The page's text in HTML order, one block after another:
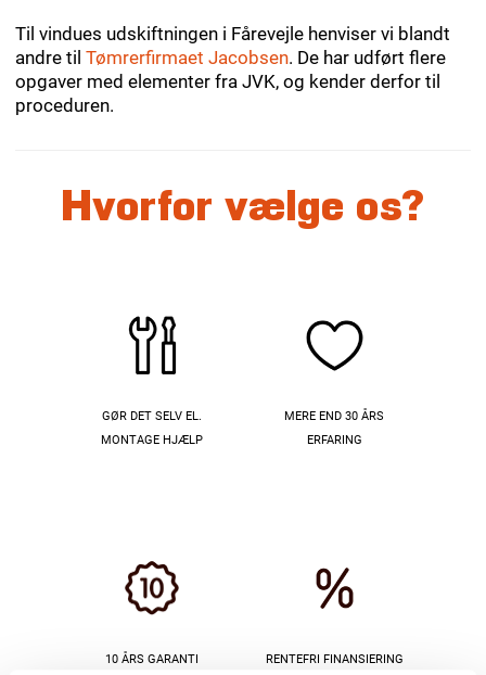
Til vindues udskiftningen i Fårevejle henviser vi blandt
andre til Tømrerfirmaet Jacobsen. De har udført flere
opgaver med elementer fra JVK, og kender derfor til
proceduren.
Hvorfor vælge os?
GØR DET SELV EL.
MONTAGE HJÆLP
MERE END 30 ÅRS
ERFARING
10 ÅRS GARANTI RENTEFRI FINANSIERING